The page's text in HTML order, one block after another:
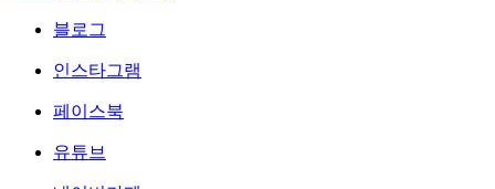
블로그
인스타그램
페이스북
유튜브